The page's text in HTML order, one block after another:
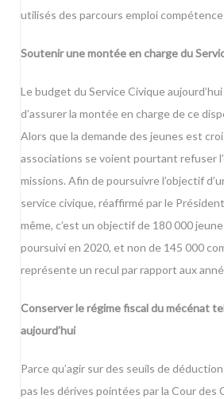
utilisés des parcours emploi
Soutenir une montée en charge du
Le budget du Service Civique
d’assurer la montée en charge de ce
Alors que la demande des jeunes est
associations se voient pourtant refuser
missions. Afin de poursuivre l’objectif
service civique, réaffirmé par le
même, c’est un objectif de 180 000
poursuivi en 2020, et non de 145 000
représente un recul par rapport aux
Conserver le régime fiscal du mécénat
aujourd’hui
Parce qu’agir sur des seuils de
pas les dérives pointées par la Cour des